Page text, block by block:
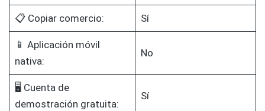
📋 Copiar comercio: Sí
📱 Aplicación móvil
nativa:
No
🖥️ Cuenta de
demostración gratuita:
Sí